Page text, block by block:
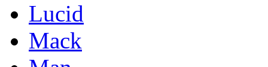
Lucid
Mack